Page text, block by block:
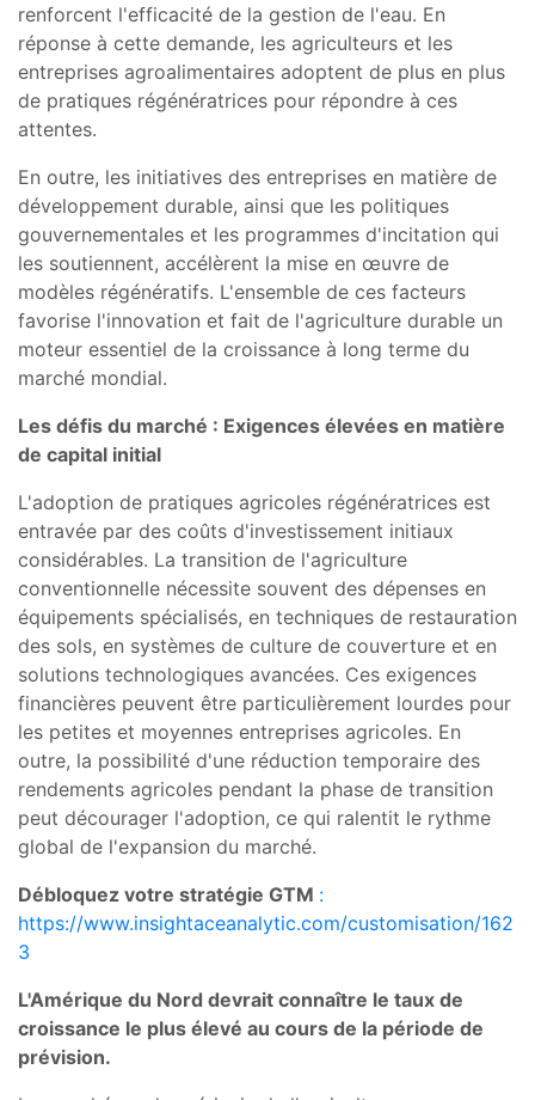
renforcent l'efficacité de la gestion de l'eau. En
réponse à cette demande, les agriculteurs et les
entreprises agroalimentaires adoptent de plus en plus
de pratiques régénératrices pour répondre à ces
attentes.
En outre, les initiatives des entreprises en matière de
développement durable, ainsi que les politiques
gouvernementales et les programmes d'incitation qui
les soutiennent, accélèrent la mise en œuvre de
modèles régénératifs. L'ensemble de ces facteurs
favorise l'innovation et fait de l'agriculture durable un
moteur essentiel de la croissance à long terme du
marché mondial.
Les défis du marché : Exigences élevées en matière
de capital initial
L'adoption de pratiques agricoles régénératrices est
entravée par des coûts d'investissement initiaux
considérables. La transition de l'agriculture
conventionnelle nécessite souvent des dépenses en
équipements spécialisés, en techniques de restauration
des sols, en systèmes de culture de couverture et en
solutions technologiques avancées. Ces exigences
financières peuvent être particulièrement lourdes pour
les petites et moyennes entreprises agricoles. En
outre, la possibilité d'une réduction temporaire des
rendements agricoles pendant la phase de transition
peut décourager l'adoption, ce qui ralentit le rythme
global de l'expansion du marché.
Débloquez votre stratégie GTM :
https://www.insightaceanalytic.com/customisation/162
3
L'Amérique du Nord devrait connaître le taux de
croissance le plus élevé au cours de la période de
prévision.